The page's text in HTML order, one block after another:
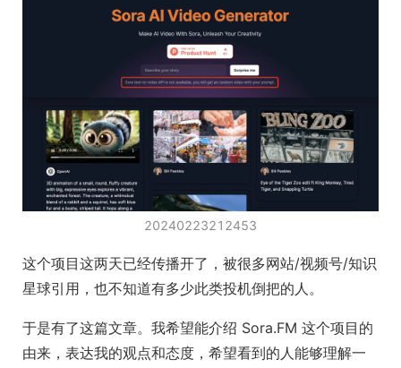
20240223212453
这个项目这两天已经传播开了，被很多网站/视频号/知识
星球引用，也不知道有多少此类投机倒把的人。
于是有了这篇文章。我希望能介绍 Sora.FM 这个项目的
由来，表达我的观点和态度，希望看到的人能够理解一